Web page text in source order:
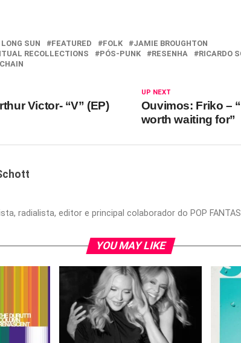
LONG SUN FEATURED FOLK
JAMIE BROUGHTON
RECOLLECTIONS
PÓS-PUNK RESENHA
RICARDO
UP NEXT
Ouvimos: Friko –
worth waiting for”
Victor- “V” (EP)
radialista, editor e principal colaborador do POP
YOU MAY LIKE